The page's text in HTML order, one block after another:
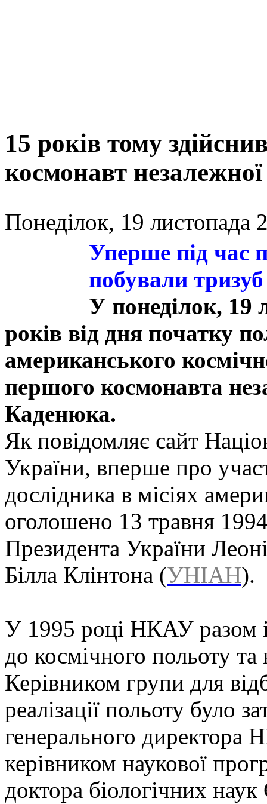
15 років тому
космонавт
Понеділок, 19 листопада
Уперше під час
побували
У понеділок, 19
років від дня початку
американського
першого космонавта
Каденюка.
Як повідомляє сайт
України, вперше про
дослідника в місіях
оголошено 13 травня 1994
Президента України
Білла Клінтона (УНІАН).
У 1995 році НКАУ разом
до космічного польоту
Керівником групи для
реалізації польоту було
генерального директора
керівником наукової
доктора біологічних